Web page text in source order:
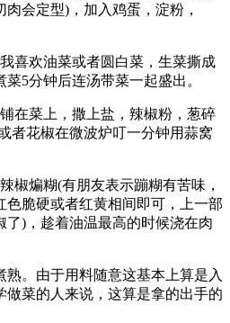
会定型)，加入鸡蛋，淀粉，
喜欢油菜或者圆白菜，生菜撕成
5分钟后连汤带菜一起盛出。
在菜上，撒上盐，辣椒粉，葱碎
者花椒在微波炉叮一分钟用蒜窝
椒煸糊(有朋友表示蹦糊有苦味，
色脆硬或者红黄相间即可，上一部
了)，趁着油温最高的时候浇在肉
。由于用料随意这基本上算是入
做菜的人来说，这算是拿的出手的